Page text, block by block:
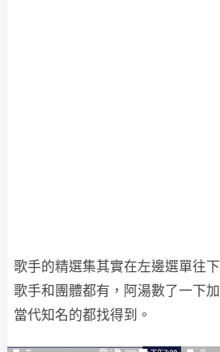
歌手的精選集其實在左邊選單往
歌手和團體都有，阿湯數了一下
當代知名的都找得到。